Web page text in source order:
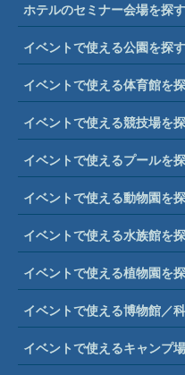
ホテルのセミナー会場を探す
イベントで使える公園を探す
イベントで使える体育館を
イベントで使える競技場を
イベントで使えるプールを
イベントで使える動物園を
イベントで使える水族館を
イベントで使える植物園を
イベントで使える博物館／
イベントで使えるキャンプ